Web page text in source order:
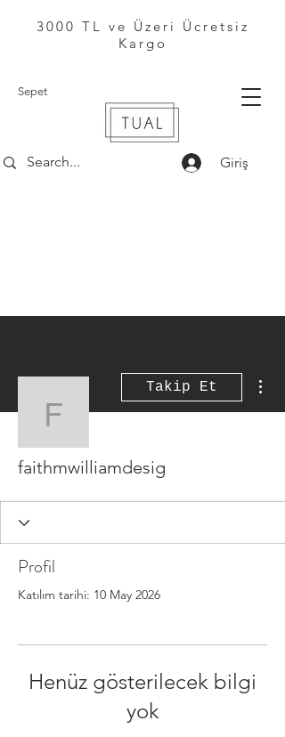
Sepet
Giriş
3000 TL ve Üzeri Ücretsiz
Kargo
Takip Et
faithmwilliamdesig
Profil
Katılım tarihi: 10 May 2026
Henüz gösterilecek bilgi
yok